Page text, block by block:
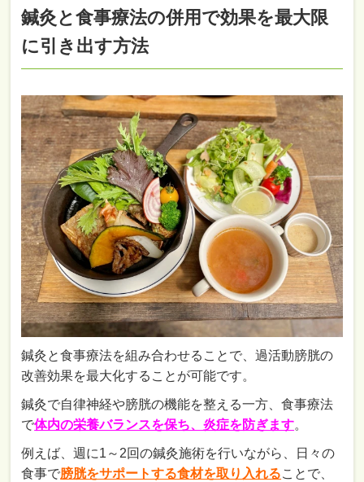
鍼灸と食事療法の併用で効果を最大限
に引き出す方法
鍼灸と食事療法を組み合わせることで、過活動膀胱の
改善効果を最大化することが可能です。
鍼灸で自律神経や膀胱の機能を整える一方、食事療法
で体内の栄養バランスを保ち、炎症を防ぎます。
例えば、週に1～2回の鍼灸施術を行いながら、日々の
食事で膀胱をサポートする食材を取り入れることで、